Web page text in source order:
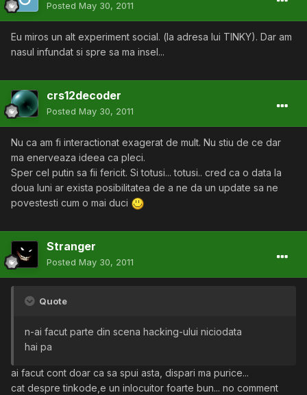
Posted May 30, 2011
Eu miros un alt experiment social. (la adresa lui TINKY). Dar am
nasul infundat si spre sa ma insel...
crs12decoder
Posted May 30, 2011
Nu ca am fi interactionat exagerat de mult. Nu stiu de ce dar
ma enerveaza ideea ca pleci.
Sper cel putin sa fii fericit. Si totusi... totusi.. cred ca o data la
doua luni ar exista posibilitatea de a ne da un update sa ne
povestesti cum o mai duci
Stranger
Posted May 30, 2011
Quote
n-ai facut parte din scena hacking-ului niciodata
hai pa
ai facut cont doar ca sa spui asta, dispari ma purice...
cat despre tinkode,e un inlocuitor foarte bun... no comment